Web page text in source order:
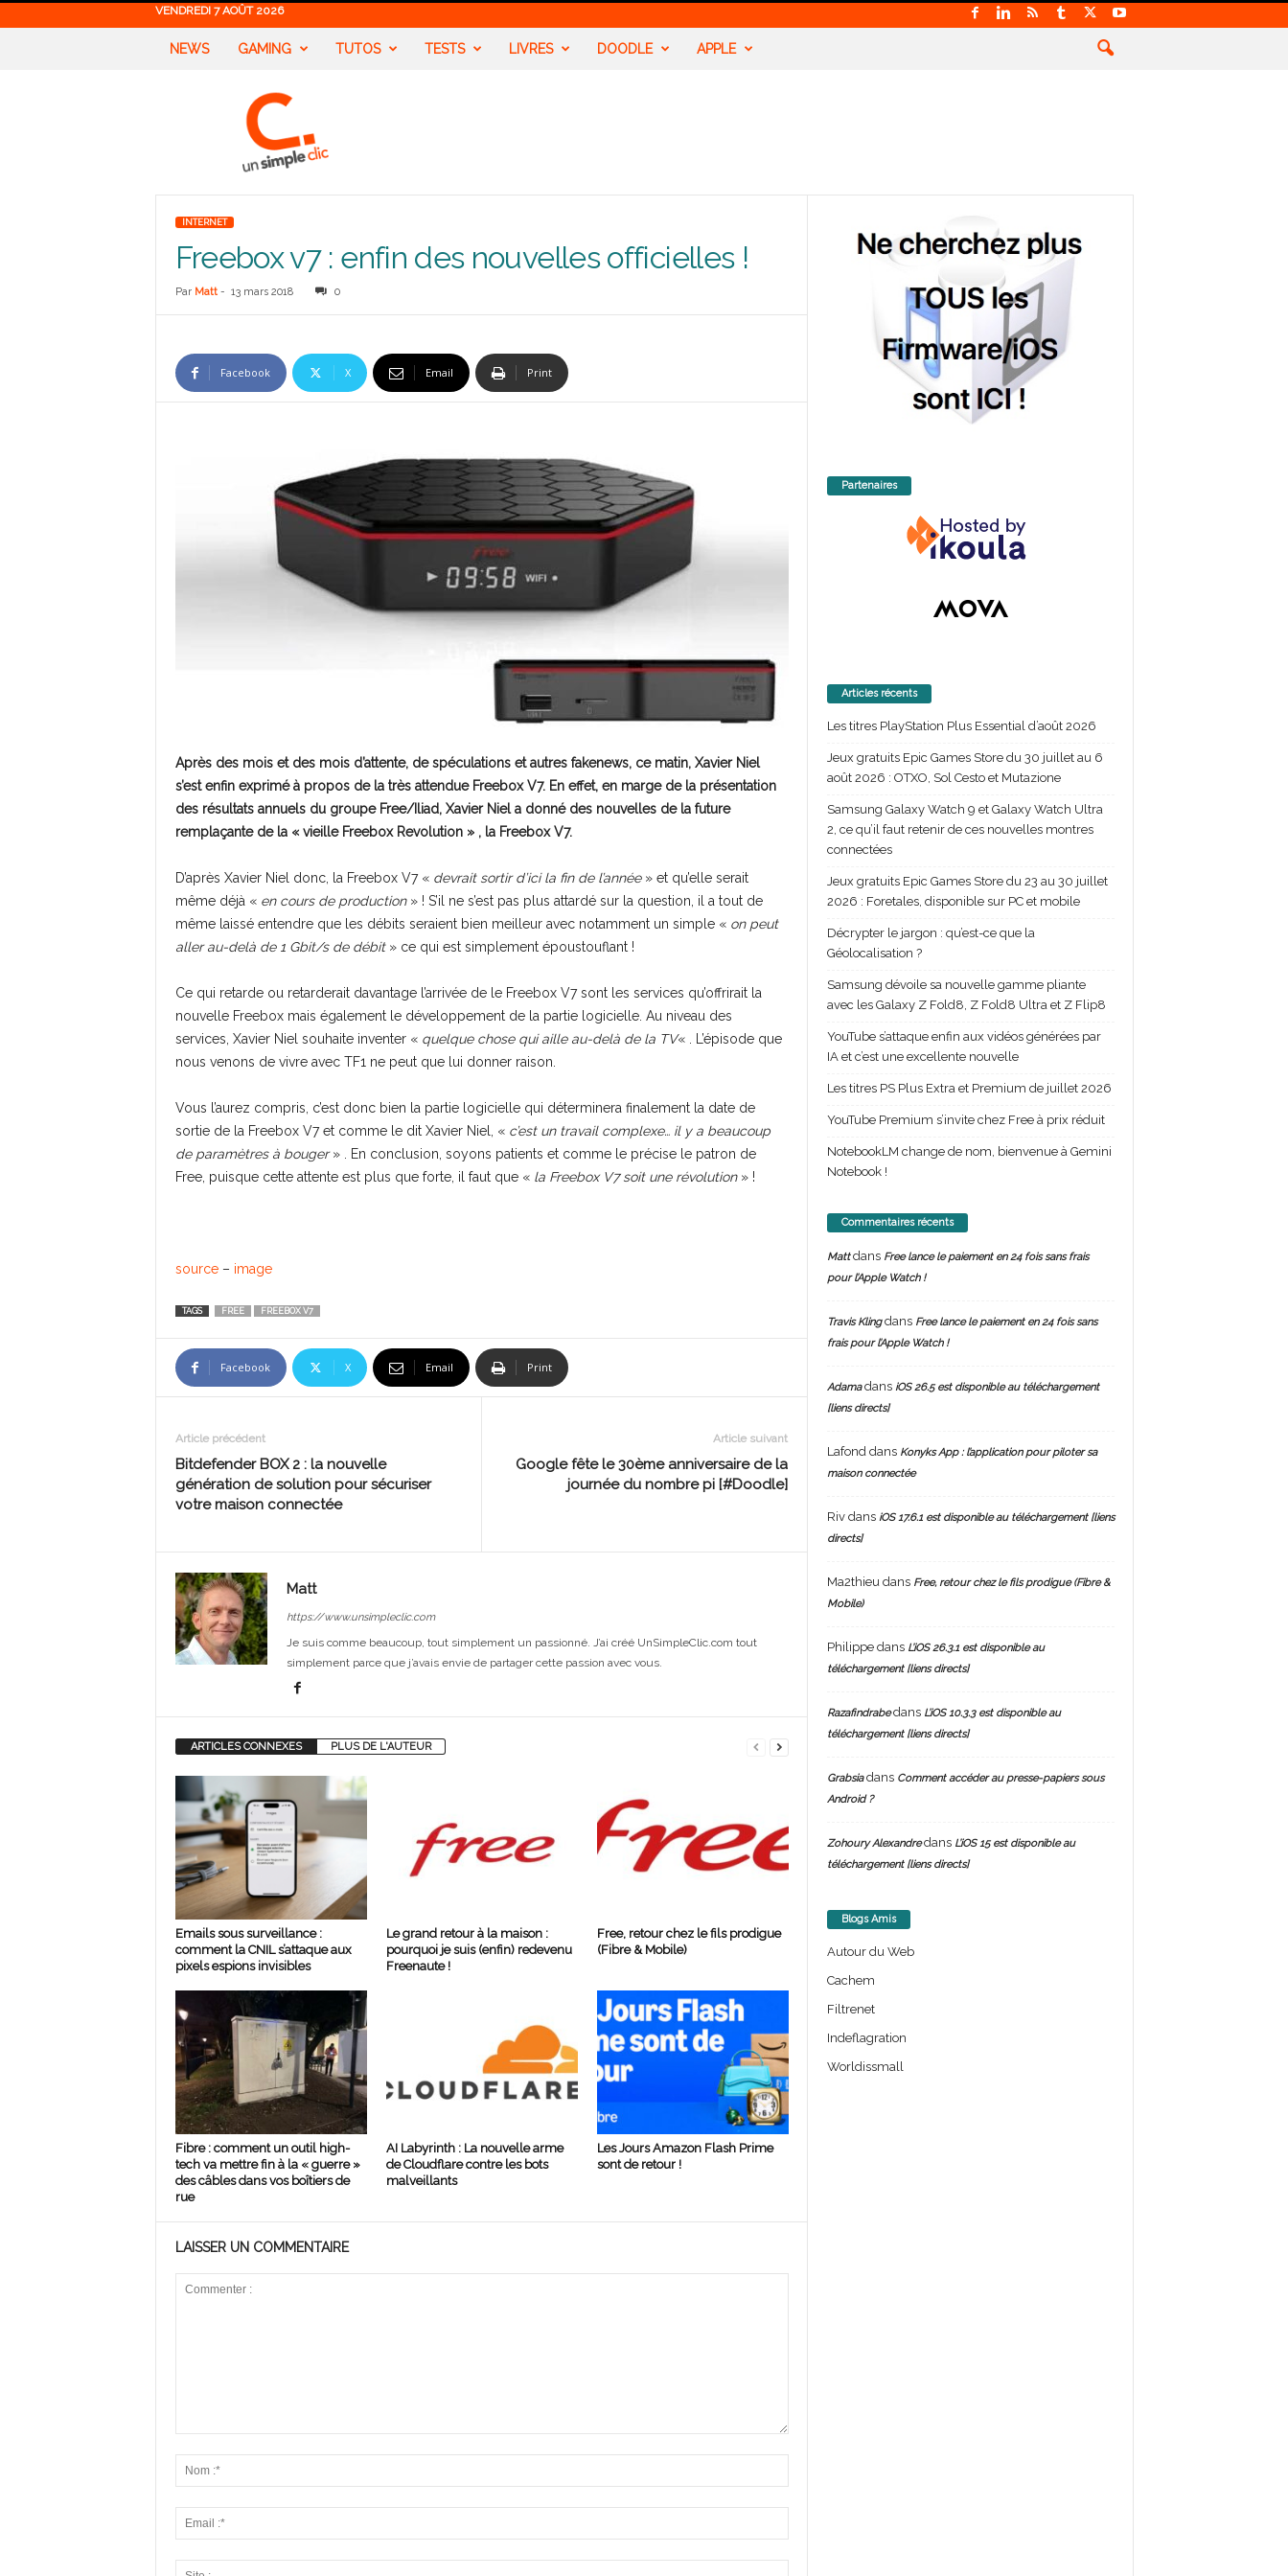
VENDREDI 7 AOÛT 2026
NEWS GAMING TUTOS TESTS LIVRES DOODLE APPLE
INTERNET
Freebox v7 : enfin des nouvelles officielles !
Par Matt- 13 mars 2018 0
Facebook X Email Print
Après des mois et des mois d’attente, de spéculations et autres fakenews, ce matin, Xavier Niel
s’est enfin exprimé à propos de la très attendue Freebox V7. En effet, en marge de la présentation
des résultats annuels du groupe Free/Iliad, Xavier Niel a donné des nouvelles de la future
remplaçante de la « vieille Freebox Revolution » , la Freebox V7.
D’après Xavier Niel donc, la Freebox V7 « devrait sortir d’ici la fin de l’année» et qu’elle serait
même déjà « en cours de production» ! S’il ne s’est pas plus attardé sur la question, il a tout de
même laissé entendre que les débits seraient bien meilleur avec notamment un simple « on peut
aller au-delà de 1 Gbit/s de débit» ce qui est simplement époustouflant !
Ce qui retarde ou retarderait davantage l’arrivée de le Freebox V7 sont les services qu’offrirait la
nouvelle Freebox mais également le développement de la partie logicielle. Au niveau des
services, Xavier Niel souhaite inventer « quelque chose qui aille au-delà de la TV« . L’épisode que
nous venons de vivre avec TF1 ne peut que lui donner raison.
Vous l’aurez compris, c’est donc bien la partie logicielle qui déterminera finalement la date de
sortie de la Freebox V7 et comme le dit Xavier Niel, « c’est un travail complexe… il y a beaucoup
de paramètres à bouger» . En conclusion, soyons patients et comme le précise le patron de
Free, puisque cette attente est plus que forte, il faut que « la Freebox V7 soit une révolution» !
source– image
TAGS FREE FREEBOX V7
Facebook X Email Print
Article précédent
Bitdefender BOX 2 : la nouvelle
génération de solution pour sécuriser
votre maison connectée
Article suivant
Google fête le 30ème anniversaire de la
journée du nombre pi [#Doodle]
Matt
https://www.unsimpleclic.com
Je suis comme beaucoup, tout simplement un passionné. J’ai créé UnSimpleClic.com tout
simplement parce que j’avais envie de partager cette passion avec vous.
ARTICLES CONNEXES PLUS DE L'AUTEUR
Emails sous surveillance :
comment la CNIL s’attaque aux
pixels espions invisibles
Le grand retour à la maison :
pourquoi je suis (enfin) redevenu
Freenaute !
Free, retour chez le fils prodigue
(Fibre & Mobile)
Fibre : comment un outil high-
tech va mettre fin à la « guerre »
des câbles dans vos boîtiers de
rue
AI Labyrinth : La nouvelle arme
de Cloudflare contre les bots
malveillants
Les Jours Amazon Flash Prime
sont de retour !
LAISSER UN COMMENTAIRE
Partenaires
Articles récents
Les titres PlayStation Plus Essential d’août 2026
Jeux gratuits Epic Games Store du 30 juillet au 6
août 2026 : OTXO, Sol Cesto et Mutazione
Samsung Galaxy Watch 9 et Galaxy Watch Ultra
2, ce qu’il faut retenir de ces nouvelles montres
connectées
Jeux gratuits Epic Games Store du 23 au 30 juillet
2026 : Foretales, disponible sur PC et mobile
Décrypter le jargon : qu’est-ce que la
Géolocalisation ?
Samsung dévoile sa nouvelle gamme pliante
avec les Galaxy Z Fold8, Z Fold8 Ultra et Z Flip8
YouTube s’attaque enfin aux vidéos générées par
IA et c’est une excellente nouvelle
Les titres PS Plus Extra et Premium de juillet 2026
YouTube Premium s’invite chez Free à prix réduit
NotebookLM change de nom, bienvenue à Gemini
Notebook !
Commentaires récents
Mattdans Free lance le paiement en 24 fois sans frais
pour l’Apple Watch !
Travis Klingdans Free lance le paiement en 24 fois sans
frais pour l’Apple Watch !
Adamadans iOS 26.5 est disponible au téléchargement
[liens directs]
Lafond dans Konyks App : l’application pour piloter sa
maison connectée
Rivdans iOS 17.6.1 est disponible au téléchargement [liens
directs]
Ma2thieu dans Free, retour chez le fils prodigue (Fibre &
Mobile)
Philippedans L’iOS 26.3.1 est disponible au
téléchargement [liens directs]
Razafindrabedans L’iOS 10.3.3 est disponible au
téléchargement [liens directs]
Grabsiadans Comment accéder au presse-papiers sous
Android ?
Zohoury Alexandredans L’iOS 15 est disponible au
téléchargement [liens directs]
Blogs Amis
Autour du Web
Cachem
Filtrenet
Indeflagration
Worldissmall